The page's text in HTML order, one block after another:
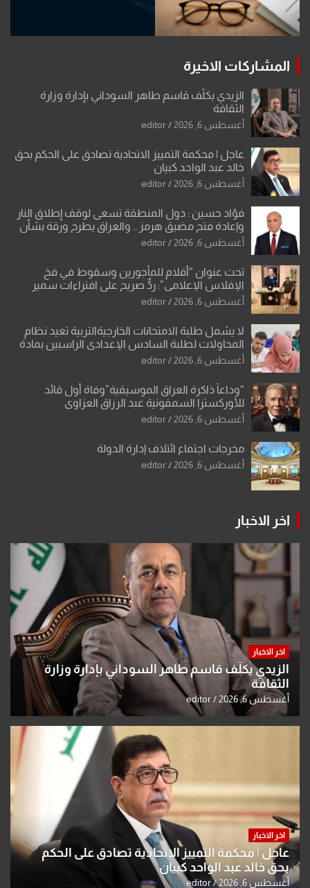
المشاركات الاخيرة
الزيدي يكلّف قاسم طاهر السوداني بإدارة وزارة
الثقافة
أغسطس 6, 2026 editor
عاجل | محكمة التمييز الاتحادية تصادق على الحكم بحق
خالد عبد الواحد كبيان
أغسطس 6, 2026 editor
فؤاد حسين : دول المنطقة تسعى لوقف إطلاق النار
وإعادة فتح مضيق هرمز .. والعراق يطرح ورقة بشأن
تحولات القدس
أغسطس 6, 2026 editor
تحت عنوان “أقلام للمأجورين وسقوط في فخ
الإفلاس الإعلامي”: ردٌّ صريح على افتراءات سمير
الشكرجي
أغسطس 6, 2026 editor
لا يشمل طلبة الامتحانات الخارجيةالتربية تعيد نظام
المحاولات لطلبة السادس الإعدادي الراسبين بمادة
أو مادتين
أغسطس 6, 2026 editor
“وداعاً ذاكرة العراق الموسيقية”وفاة أول قائد
للأوركسترا السمفونية عبد الرزاق العزاوي
أغسطس 6, 2026 editor
مخرجات اجتماع ائتلاف إدارة الدولة
أغسطس 6, 2026 editor
اخر الاخبار
اخر الاخبار
الزيدي يكلّف قاسم طاهر السوداني بإدارة وزارة
الثقافة
أغسطس 6, 2026 editor
اخر الاخبار
عاجل | محكمة التمييز الاتحادية تصادق على الحكم
بحق خالد عبد الواحد كبيان
أغسطس 6, 2026 editor